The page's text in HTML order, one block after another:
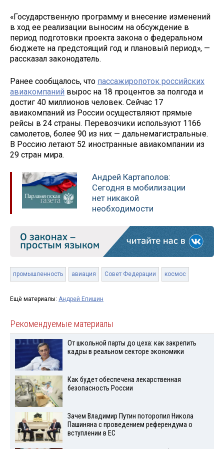
«Государственную программу и внесение изменений
в ход ее реализации выносим на обсуждение в
период подготовки проекта закона о федеральном
бюджете на предстоящий год и плановый период», —
рассказал законодатель.
Ранее сообщалось, что пассажиропоток российских
авиакомпаний вырос на 18 процентов за полгода и
достиг 40 миллионов человек. Сейчас 17
авиакомпаний из России осуществляют прямые
рейсы в 24 страны. Перевозчики используют 1166
самолетов, более 90 из них — дальнемагистральные.
В Россию летают 52 иностранные авиакомпании из
29 стран мира.
Андрей Картаполов:
Сегодня в мобилизации
нет никакой
необходимости
промышленность авиация Совет Федерации космос
Ещё материалы: Андрей Епишин
Рекомендуемые материалы
От школьной парты до цеха: как закрепить
кадры в реальном секторе экономики
Как будет обеспечена лекарственная
безопасность России
Зачем Владимир Путин поторопил Никола
Пашиняна с проведением референдума о
вступлении в ЕС